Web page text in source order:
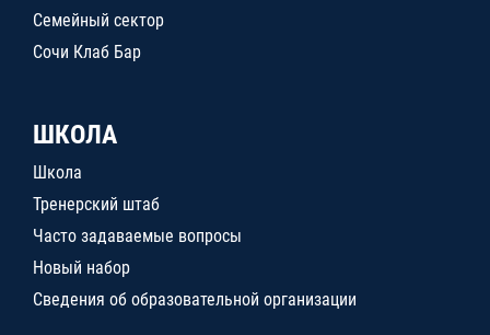
Семейный сектор
Сочи Клаб Бар
ШКОЛА
Школа
Тренерский штаб
Часто задаваемые вопросы
Новый набор
Сведения об образовательной организации